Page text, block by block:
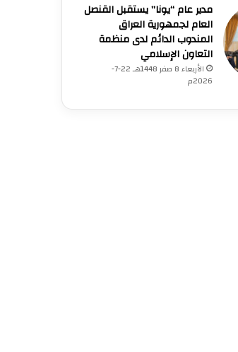
مدير عام “يونا” يستقبل القنصل
العام لجمهورية العراق
المندوب الدائم لدى منظمة
التعاون الإسلامي
الأربعاء 8 صفر 1448هـ 22-7-
2026م